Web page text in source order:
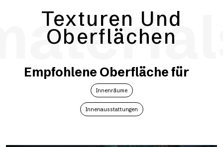
Texturen Und
Oberflächen
Empfohlene Oberfläche für
Innenräume
Innenausstattungen